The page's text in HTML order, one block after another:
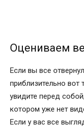
Оцениваем
Если вы все
приблизительно вот
увидите перед
котором уже нет
Если у вас все